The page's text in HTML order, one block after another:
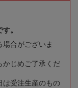
。
合がございま
かじめご了承くだ
は受注生産のもの